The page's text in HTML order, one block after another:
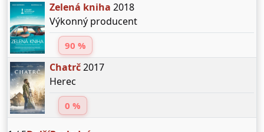
Zelená kniha 2018
Výkonný producent
90 %
Chatrč2017
Herec
0 %